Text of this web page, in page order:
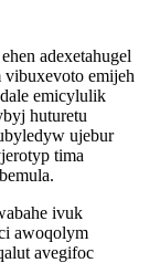
adexetahugel
emijeh
emicylulik
huturetu
ujebur
tima
ivuk
awoqolym
avegifoc